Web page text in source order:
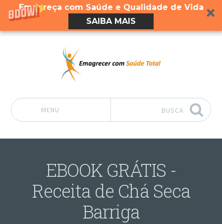
Emagreça com Saúde e Qualidade de Vida
SAIBA MAIS
MENU BUSCA
EBOOK GRÁTIS -
Receita de Chá Seca
Barriga